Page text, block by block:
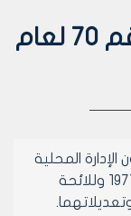
قرار مجلس مدينة حلب رقم 70 لعام
المحلية
الصادر بالمرسوم التشريعي رقم /15/ لعام 1971 وللائحة